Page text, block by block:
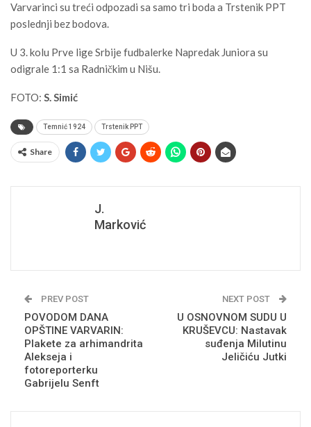
Varvarinci su treći odpozadi sa samo tri boda a Trstenik PPT
poslednji bez bodova.
U 3. kolu Prve lige Srbije fudbalerke Napredak Juniora su
odigrale 1:1 sa Radničkim u Nišu.
FOTO: S. Simić
Temnić 1924 Trstenik PPT
Share
J.
Marković
PREV POST
POVODOM DANA
OPŠTINE VARVARIN:
Plakete za arhimandrita
Alekseja i
fotoreporterku
Gabrijelu Senft
NEXT POST
U OSNOVNOM SUDU U
KRUŠEVCU: Nastavak
suđenja Milutinu
Jeličiću Jutki